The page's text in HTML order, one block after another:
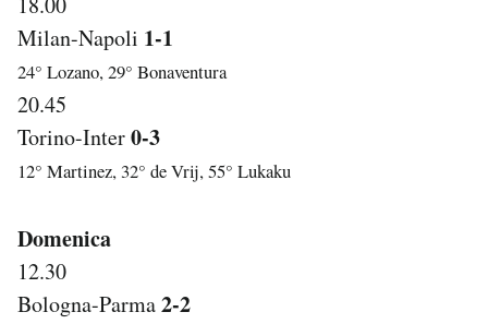
Milan-Napoli 1-1
24° Lozano, 29° Bonaventura
20.45
Torino-Inter0-3
12° Martinez, 32° de Vrij, 55° Lukaku
Domenica
12.30
Bologna-Parma2-2